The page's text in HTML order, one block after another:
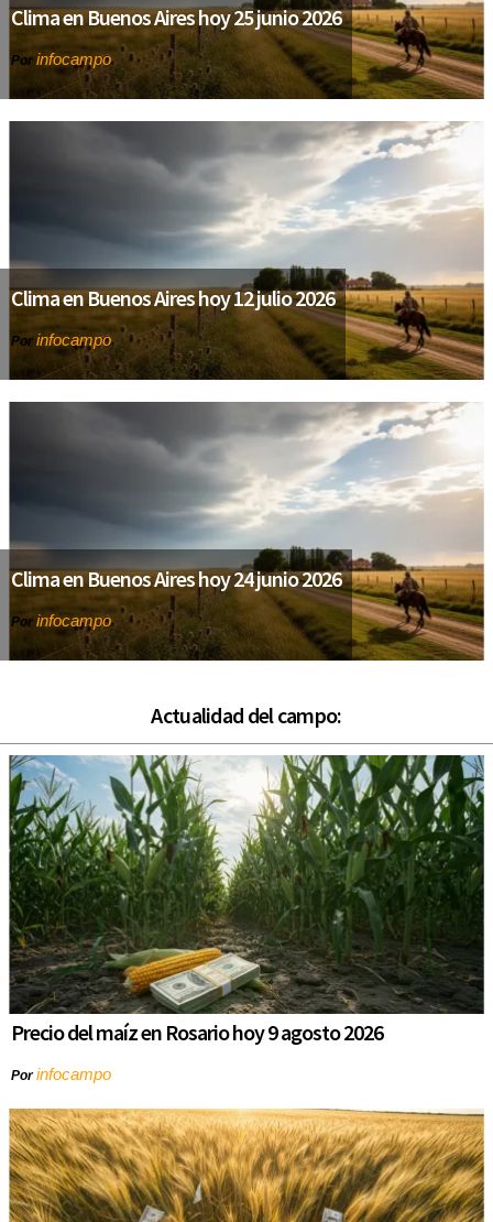
Clima en Buenos Aires hoy 25 junio 2026
Por infocampo
Clima en Buenos Aires hoy 12 julio 2026
Por infocampo
Clima en Buenos Aires hoy 24 junio 2026
Por infocampo
Actualidad del campo:
Precio del maíz en Rosario hoy 9 agosto 2026
Porinfocampo